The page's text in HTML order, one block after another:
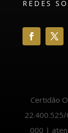
REDES
Certidão
000 |